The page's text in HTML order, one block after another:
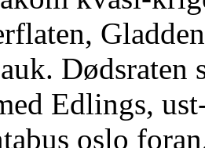
Edlings,
oslo